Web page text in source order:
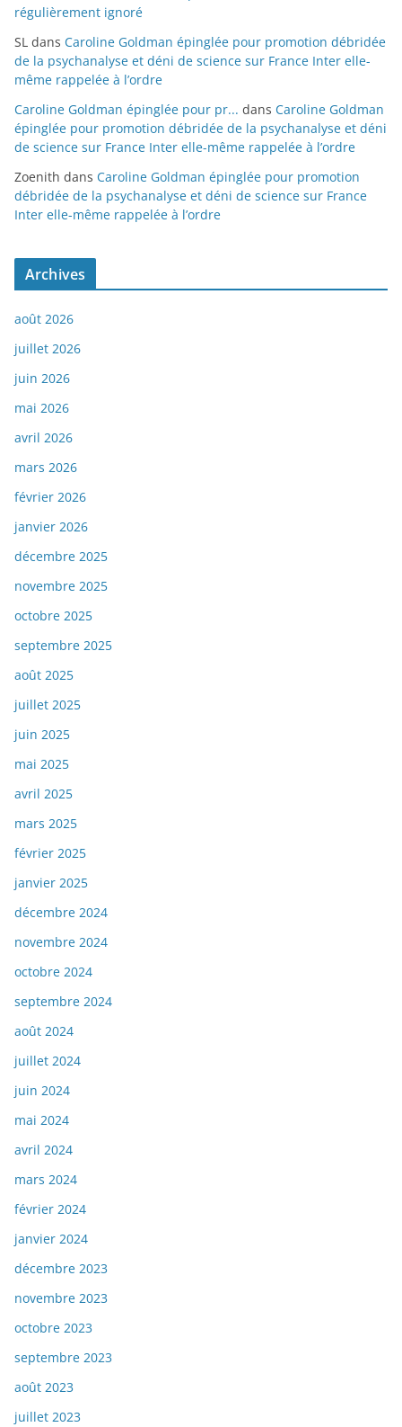
régulièrement ignoré
SL dans Caroline Goldman épinglée pour promotion débridée
de la psychanalyse et déni de science sur France Inter elle-
même rappelée à l’ordre
Caroline Goldman épinglée pour pr... dans Caroline Goldman
épinglée pour promotion débridée de la psychanalyse et déni
de science sur France Inter elle-même rappelée à l’ordre
Zoenith dans Caroline Goldman épinglée pour promotion
débridée de la psychanalyse et déni de science sur France
Inter elle-même rappelée à l’ordre
Archives
août 2026
juillet 2026
juin 2026
mai 2026
avril 2026
mars 2026
février 2026
janvier 2026
décembre 2025
novembre 2025
octobre 2025
septembre 2025
août 2025
juillet 2025
juin 2025
mai 2025
avril 2025
mars 2025
février 2025
janvier 2025
décembre 2024
novembre 2024
octobre 2024
septembre 2024
août 2024
juillet 2024
juin 2024
mai 2024
avril 2024
mars 2024
février 2024
janvier 2024
décembre 2023
novembre 2023
octobre 2023
septembre 2023
août 2023
juillet 2023